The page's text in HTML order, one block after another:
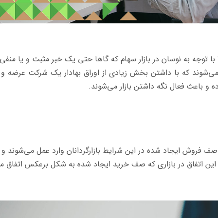
با توجه به نوسان در بازار سهام که گاها حتی یک خبر مثبت و یا
که با داشتن بخش زیادی از اوراق بهادار یک شرکت عرضه و
و باعث فعال نگه داشتن بازار می‌شوند.
صف فروش ایجاد شده در این شرایط بازارگردانان وارد عمل
در بازاری که صف خرید ایجاد شده به شکل برعکس اتفاق